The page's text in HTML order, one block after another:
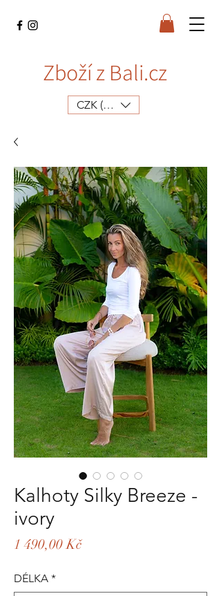
Zboží z Bali.cz
CZK (Kč)
Kalhoty Silky Breeze -
ivory
1 490,00 KčCena
DÉLKA *